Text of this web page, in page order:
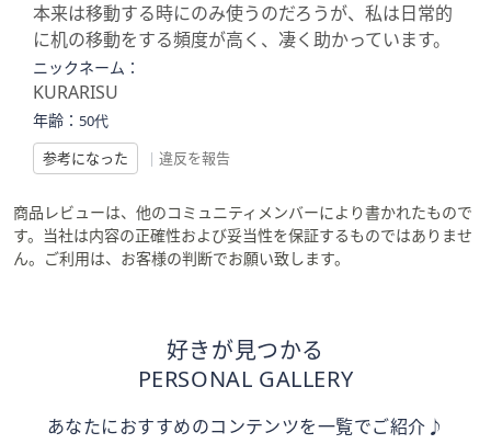
本来は移動する時にのみ使うのだろうが、私は日常的
に机の移動をする頻度が高く、凄く助かっています。
ニックネーム：
KURARISU
年齢： 50代
参考になった
| 違反を報告
商品レビューは、他のコミュニティメンバーにより書かれたもので
す。当社は内容の正確性および妥当性を保証するものではありませ
ん。ご利用は、お客様の判断でお願い致します。
好きが見つかる
PERSONAL GALLERY
あなたにおすすめのコンテンツを一覧でご紹介♪